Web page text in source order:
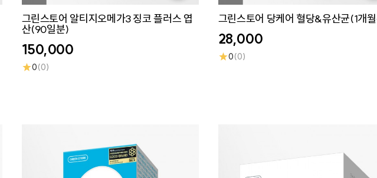
그린스토어 알티지오메가3 징코 플러스 엽
산(90일분)
150,000
★0(0)
그린스토어 당케어 혈당&유산균(1개
28,000
★0(0)